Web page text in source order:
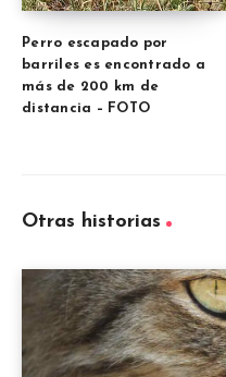
Perro escapado por
barriles es encontrado a
más de 200 km de
distancia – FOTO
Otras historias